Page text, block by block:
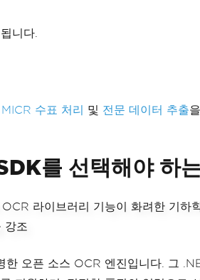
니다.
MICR 수표 처리 및 전문 데이터 추출
를 선택해야 하
오픈 소스 OCR 엔진입니다. 그